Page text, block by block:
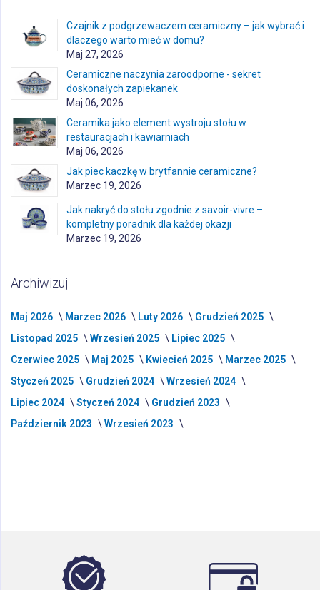
Czajnik z podgrzewaczem ceramiczny – jak wybrać i
dlaczego warto mieć w domu?
Maj 27, 2026
Ceramiczne naczynia żaroodporne - sekret
doskonałych zapiekanek
Maj 06, 2026
Ceramika jako element wystroju stołu w
restauracjach i kawiarniach
Maj 06, 2026
Jak piec kaczkę w brytfannie ceramiczne?
Marzec 19, 2026
Jak nakryć do stołu zgodnie z savoir-vivre –
kompletny poradnik dla każdej okazji
Marzec 19, 2026
Archiwizuj
Maj 2026 Marzec 2026 Luty 2026
Grudzień 2025
Listopad 2025
Wrzesień 2025
Lipiec 2025
Czerwiec 2025
Maj 2025 Kwiecień 2025
Marzec 2025
Styczeń 2025
Grudzień 2024
Wrzesień 2024
Lipiec 2024
Styczeń 2024
Grudzień 2023
Październik 2023
Wrzesień 2023